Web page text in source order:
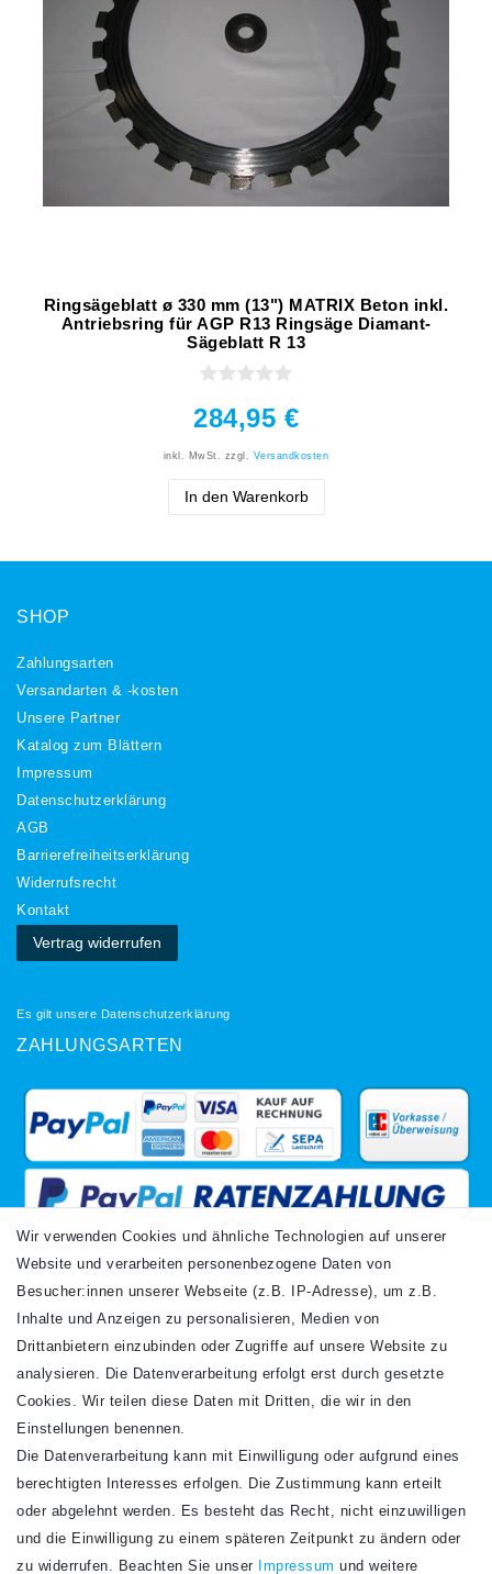
Ringsägeblatt ø 330 mm (13") MATRIX Beton inkl.
Antriebsring für AGP R13 Ringsäge Diamant-
Sägeblatt R 13
284,95 €
inkl. MwSt. zzgl. Versandkosten
In den Warenkorb
SHOP
Zahlungsarten
Versandarten & -kosten
Unsere Partner
Katalog zum Blättern
Impressum
Daten­schutz­erklärung
AGB
Barrierefreiheitserklärung
Widerrufs­recht
Kontakt
Vertrag widerrufen
Es gilt unsere Datenschutzerklärung
ZAHLUNGSARTEN
VERSANDARTEN
Newsletter
Honig
Hiermit bestätige ich, dass ich dieDaten­schutz­erklärunggelesen habe. Meine
Wir verwenden Cookies und ähnliche Technologien auf unserer
Website und verarbeiten personenbezogene Daten von
Besucher:innen unserer Webseite (z.B. IP-Adresse), um z.B.
Inhalte und Anzeigen zu personalisieren, Medien von
Drittanbietern einzubinden oder Zugriffe auf unsere Website zu
analysieren. Die Datenverarbeitung erfolgt erst durch gesetzte
Cookies. Wir teilen diese Daten mit Dritten, die wir in den
Einstellungen benennen.
Die Datenverarbeitung kann mit Einwilligung oder aufgrund eines
berechtigten Interesses erfolgen. Die Zustimmung kann erteilt
oder abgelehnt werden. Es besteht das Recht, nicht einzuwilligen
und die Einwilligung zu einem späteren Zeitpunkt zu ändern oder
zu widerrufen. Beachten Sie unser
Impressum und weitere